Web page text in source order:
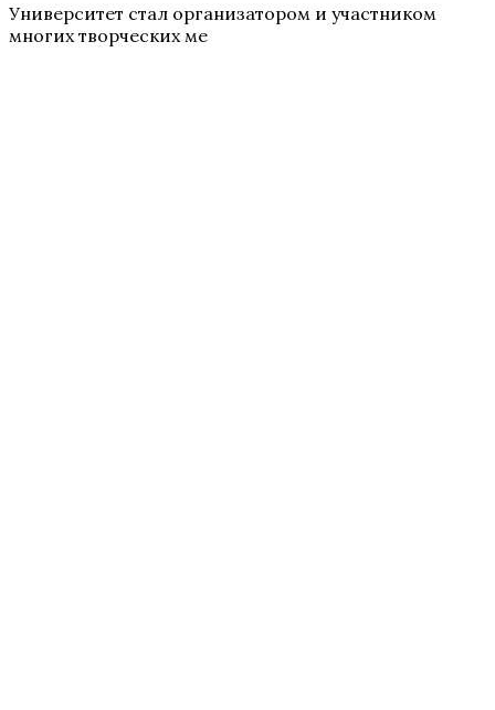
Университет стал организатором и участником
многих творческих ме